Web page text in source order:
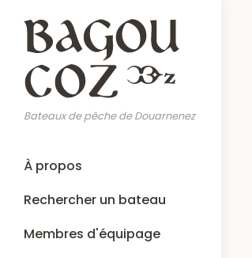
contenu
principal
Bateaux de pêche de Douarnenez
Main
navigation
À propos
Rechercher un bateau
Membres d'équipage